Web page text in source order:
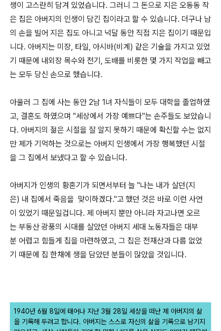
생이 고스란히 담겨 있었습니다. 그러니 그 돈으로 지은 오동동 작
은 집은 아버지의 인생이 담긴 집이라고 할 수 있습니다. 더구나 남
의 손을 빌어 지은 집도 아니고 넉달 동안 직접 지은 집이기 때문입
니다. 아버지는 미장, 타일, 아시바(비계) 같은 기술을 가지고 있었
기 때문에 내외장 목수와 전기, 도배를 비롯한 몇 가지 작업을 빼고
는 모두 당신 손으로 했습니다.
아울러 그 집에 사는 동안 2남 1녀 자식들이 모두 대학을 졸업하였
고, 결혼도 하였으며 "세상에서 가장 예쁘다"는 손주들도 보았습니
다. 아버지의 젊은 시절을 잘 알지 못하기 때문에 확신할 수는 없지
만 제가 기억하는 것으로는 아버지 인생에서 가장 행복했던 시절
을 그 집에서 보냈다고 할 수 있습니다.
아버지가 인생의 황혼기가 되면서부터 늘 "나는 내가 살던(지
은) 내 집에서 죽음을 맞이하겠다."고 했던 것은 바로 이런 사연
이 있었기 때문일겁니다. 제 아버지 뿐만 아니라 자고나면 오르
는 부동산 광풍의 시대를 살았던 아버지 세대 노동자들은 대부
분 어렵고 힘들게 집을 마련하였고, 그 집은 전재산과 다름 없었
기 때문에 집 한채에 생을 담았던 분들이 많았을 것입니다.
1940년 6월 8일에 태어나 지난 3월 28일 세상을 떠난 제 아버지의 삶
을 기록해 두려고 합니다. 아버지는 스스로 자신의 삶을 기록으로 남기지